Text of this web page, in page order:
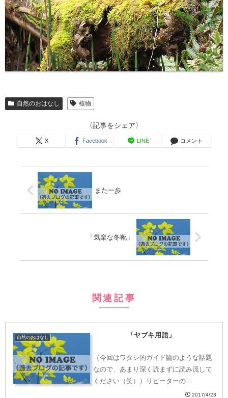
自然のおはなし 植物
〈記事をシェア〉
X Facebook LINE コメント
また一歩
「気楽な冬靴」
関連記事
自然のおはなし 「ヤブキ用語」
（今回はワタシ的ガイド論のような話題
なので、あまり深く読まずに読み流して
ください（笑））リピーターの…
2017/4/23